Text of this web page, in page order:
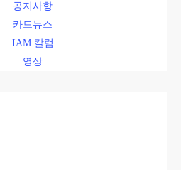
공지사항
카드뉴스
IAM 칼럼
영상